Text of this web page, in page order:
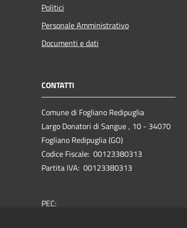
Politici
Personale Amministrativo
Documenti e dati
CONTATTI
Comune di Fogliano Redipuglia
Largo Donatori di Sangue , 10 - 34070
Fogliano Redipuglia (GO)
Codice Fiscale: 00123380313
Partita IVA: 00123380313
PEC: